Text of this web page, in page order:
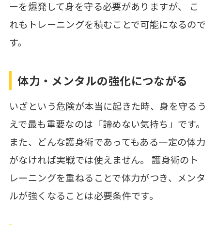
ーを爆発して身を守る必要がありますが、 こ
れもトレーニングを積むことで可能になるので
す。
体力・メンタルの強化につながる
いざという危険が本当に起きた時、身を守るう
えで最も重要なのは「諦めない気持ち」です。
また、どんな護身術であってもある一定の体力
がなければ実戦では使えません。 護身術のト
レーニングを重ねることで体力がつき、メンタ
ルが強くなることは必要条件です。